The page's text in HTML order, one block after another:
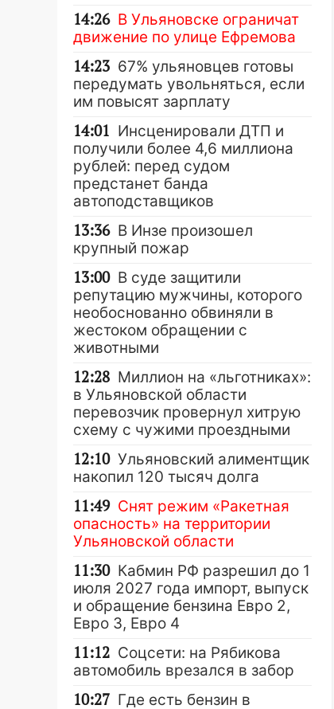
14:26 В Ульяновске ограничат
движение по улице Ефремова
14:23 67% ульяновцев готовы
передумать увольняться, если
им повысят зарплату
14:01 Инсценировали ДТП и
получили более 4,6 миллиона
рублей: перед судом
предстанет банда
автоподставщиков
13:36 В Инзе произошел
крупный пожар
13:00 В суде защитили
репутацию мужчины, которого
необоснованно обвиняли в
жестоком обращении с
животными
12:28 Миллион на «льготниках»:
в Ульяновской области
перевозчик провернул хитрую
схему с чужими проездными
12:10 Ульяновский алиментщик
накопил 120 тысяч долга
11:49 Снят режим «Ракетная
опасность» на территории
Ульяновской области
11:30 Кабмин РФ разрешил до 1
июля 2027 года импорт, выпуск
и обращение бензина Евро 2,
Евро 3, Евро 4
11:12 Соцсети: на Рябикова
автомобиль врезался в забор
10:27 Где есть бензин в